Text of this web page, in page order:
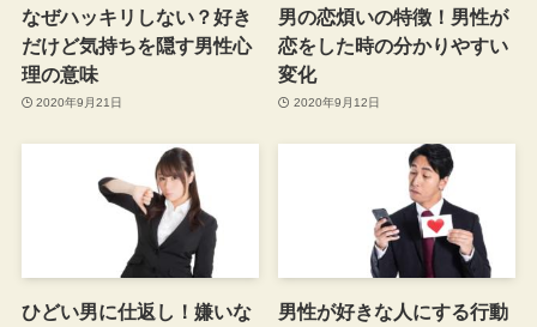
なぜハッキリしない？好き
だけど気持ちを隠す男性心
理の意味
2020年9月21日
男の恋煩いの特徴！男性が
恋をした時の分かりやすい
変化
2020年9月12日
ひどい男に仕返し！嫌いな
男性が好きな人にする行動